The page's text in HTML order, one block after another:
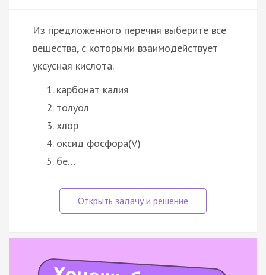
Из предложенного перечня выберите все
вещества, с которыми взаимодействует
уксусная кислота.
карбонат калия
толуол
хлор
оксид фосфора(V)
бе…